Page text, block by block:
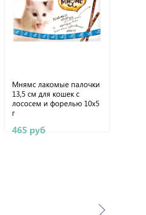
Мнямс лакомые палочки
13,5 см для кошек с
лососем и форелью 10х5
г
465 руб